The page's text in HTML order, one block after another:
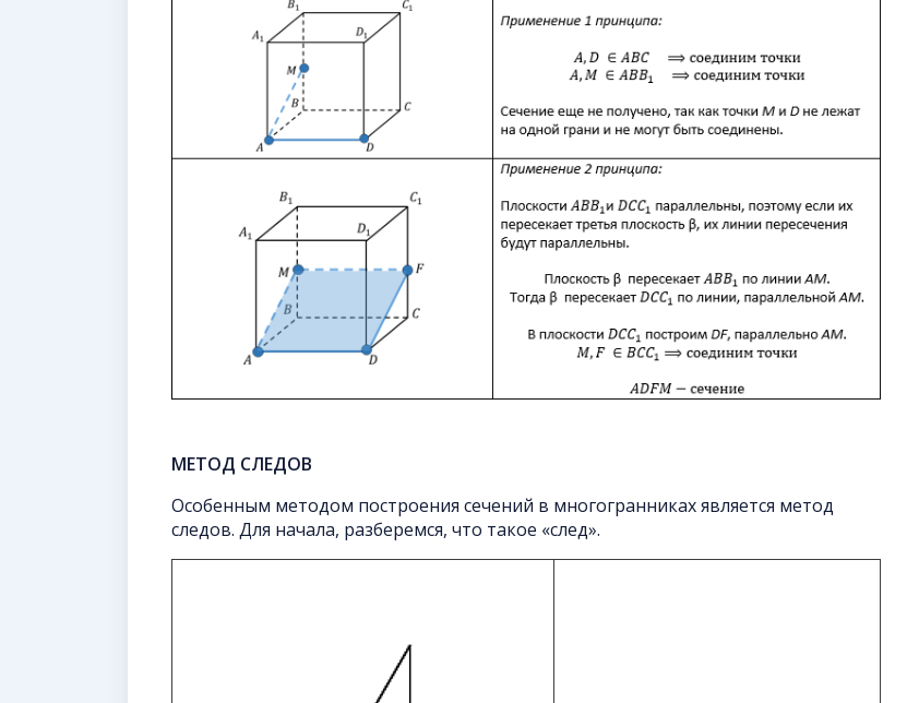
МЕТОД СЛЕДОВ
Особенным методом построения сечений в многогранниках является метод
следов. Для начала, разберемся, что такое «след».